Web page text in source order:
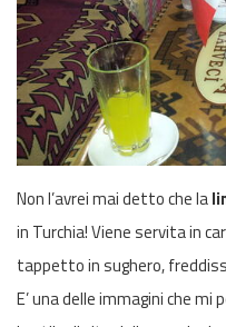
Non l’avrei mai detto che la
in Turchia! Viene servita in
tappetto in sughero,
E’ una delle immagini che